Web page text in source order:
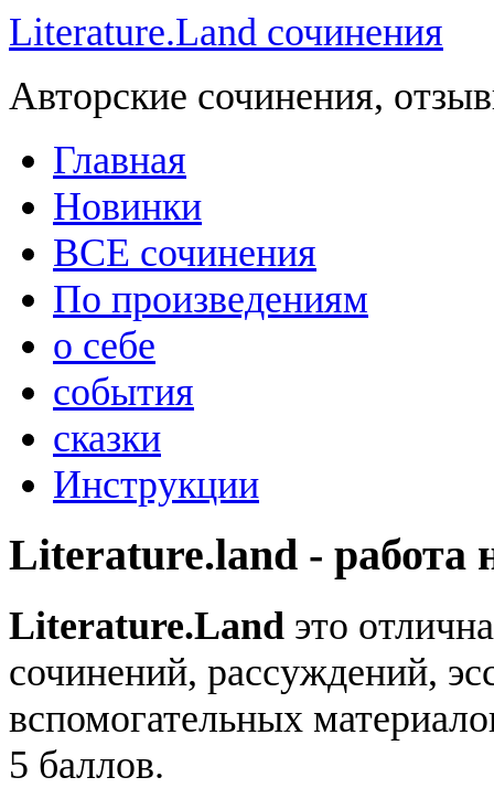
Literature.Land сочинения
Авторские сочинения,
Главная
Новинки
ВСЕ сочинения
По произведениям
о себе
события
сказки
Инструкции
Literature.land - работа
Literature.Land это
сочинений, рассуждений,
вспомогательных
5 баллов.